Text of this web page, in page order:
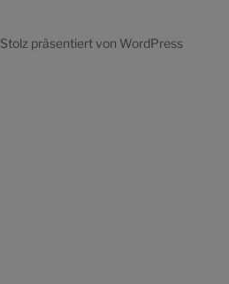
Stolz präsentiert von WordPress